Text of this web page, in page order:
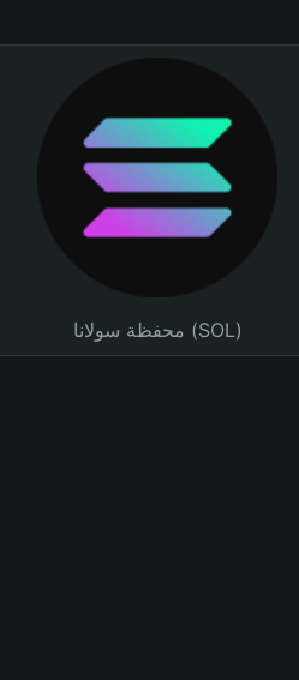
محفظة سولانا (SOL)